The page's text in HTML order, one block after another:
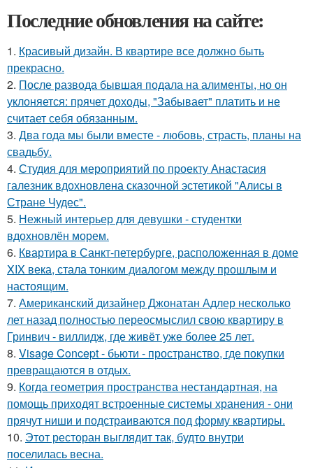
Последние обновления на сайте:
1. Красивый дизайн. В квартире все должно быть
прекрасно.
2. После развода бывшая подала на алименты, но он
уклоняется: прячет доходы, "Забывает" платить и не
считает себя обязанным.
3. Два года мы были вместе - любовь, страсть, планы на
свадьбу.
4. Студия для мероприятий по проекту Анастасия
галезник вдохновлена сказочной эстетикой "Алисы в
Стране Чудес".
5. Нежный интерьер для девушки - студентки
вдохновлён морем.
6. Квартира в Санкт-петербурге, расположенная в доме
XIX века, стала тонким диалогом между прошлым и
настоящим.
7. Американский дизайнер Джонатан Адлер несколько
лет назад полностью переосмыслил свою квартиру в
Гринвич - виллидж, где живёт уже более 25 лет.
8. Visage Concept - бьюти - пространство, где покупки
превращаются в отдых.
9. Когда геометрия пространства нестандартная, на
помощь приходят встроенные системы хранения - они
прячут ниши и подстраиваются под форму квартиры.
10. Этот ресторан выглядит так, будто внутри
поселилась весна.